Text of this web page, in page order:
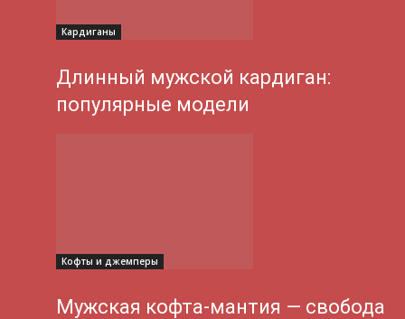
Кардиганы
Длинный мужской кардиган:
популярные модели
Кофты и джемперы
Мужская кофта-мантия — свобода